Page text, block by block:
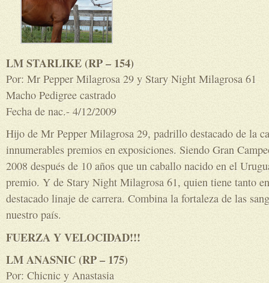
LM STARLIKE (RP – 154)
Por: Mr Pepper Milagrosa 29 y Stary Night Milagrosa 61
Macho Pedigree castrado
Fecha de nac.- 4/12/2009
Hijo de Mr Pepper Milagrosa 29, padrillo destacado de la
innumerables premios en exposiciones. Siendo Gran
2008 después de 10 años que un caballo nacido en el
premio. Y de Stary Night Milagrosa 61, quien tiene tanto
destacado linaje de carrera. Combina la fortaleza de las
nuestro país.
FUERZA Y VELOCIDAD!!!
LM ANASNIC (RP – 175)
Por: Chicnic y Anastasia